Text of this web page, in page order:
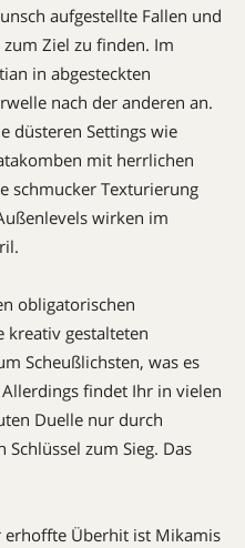
aufgestellte Fallen und
Ziel zu finden. Im
in abgesteckten
nach der anderen an.
düsteren Settings wie
mit herrlichen
schmucker Texturierung
wirken im
obligatorischen
kreativ gestalteten
Scheußlichsten, was es
findet Ihr in vielen
Duelle nur durch
zum Sieg. Das
erhoffte Überhit ist Mikamis